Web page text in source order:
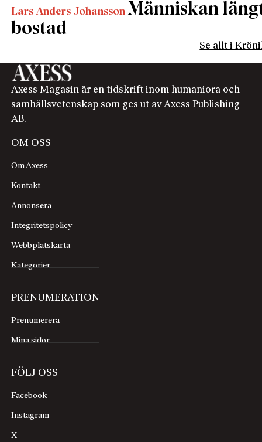
Lars Anders Johansson Människan
bostad
Se allt i
Axess Magasin är en tidskrift inom humaniora och
samhällsvetenskap som ges ut av Axess Publishing
AB.
OM OSS
Om Axess
Kontakt
Annonsera
Integritetspolicy
Webbplatskarta
Kategorier
PRENUMERATION
Prenumerera
Mina sidor
FÖLJ OSS
Facebook
Instagram
X